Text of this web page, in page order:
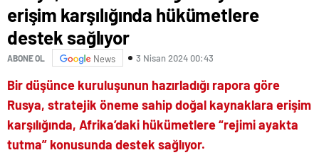
erişim karşılığında hükümetlere
destek sağlıyor
ABONE OL News 3 Nisan 2024 00:43
Bir düşünce kuruluşunun hazırladığı rapora göre
Rusya, stratejik öneme sahip doğal kaynaklara erişim
karşılığında, Afrika’daki hükümetlere “rejimi ayakta
tutma” konusunda destek sağlıyor.